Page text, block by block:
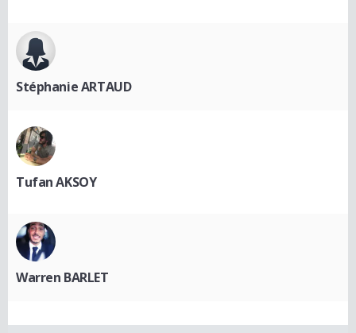
Stéphanie ARTAUD
Tufan AKSOY
Warren BARLET